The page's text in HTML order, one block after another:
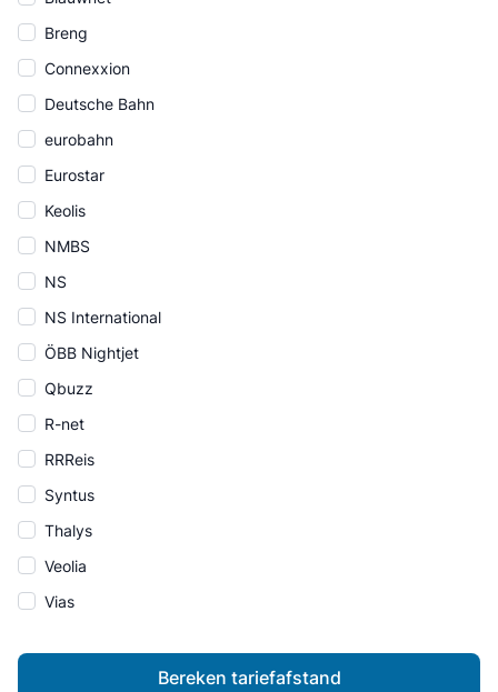
Breng
Connexxion
Deutsche Bahn
eurobahn
Eurostar
Keolis
NMBS
NS
NS International
ÖBB Nightjet
Qbuzz
R-net
RRReis
Syntus
Thalys
Veolia
Vias
Bereken tariefafstand